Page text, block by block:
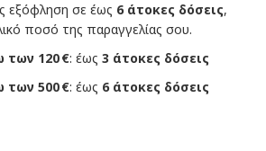
εξόφληση σε έως 6 άτοκες δόσεις,
ποσό της παραγγελίας σου.
των 120 €: έως 3 άτοκες δόσεις
των 500 €: έως 6 άτοκες δόσεις